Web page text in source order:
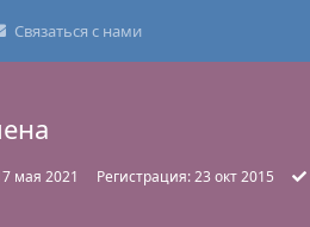
Связаться с нами
мая 2021 Регистрация:23 окт 2015